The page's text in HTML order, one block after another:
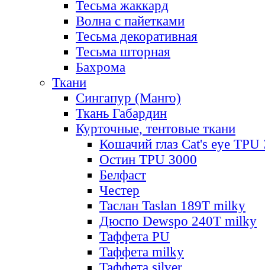
Тесьма жаккард
Волна с пайетками
Тесьма декоративная
Тесьма шторная
Бахрома
Ткани
Сингапур (Манго)
Ткань Габардин
Курточные, тентовые ткани
Кошачий глаз Cat's eye TPU
Остин TPU 3000
Белфаст
Честер
Таслан Taslan 189T milky
Дюспо Dewspo 240T milky
Таффета PU
Таффета milky